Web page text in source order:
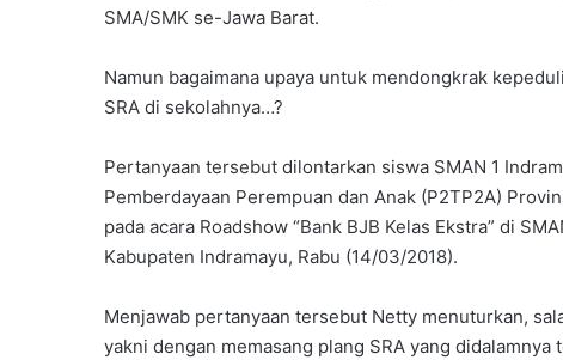
SMA/SMK se-Jawa Barat.
Namun bagaimana upaya untuk mendongkrak
SRA di sekolahnya…?
Pertanyaan tersebut dilontarkan siswa SMAN 1
Pemberdayaan Perempuan dan Anak (P2TP2A)
pada acara Roadshow “Bank BJB Kelas Ekstra” di
Kabupaten Indramayu, Rabu (14/03/2018).
Menjawab pertanyaan tersebut Netty menuturkan,
yakni dengan memasang plang SRA yang